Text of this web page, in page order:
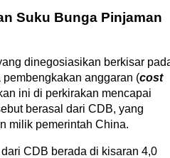
Suku Bunga Pinjaman
dinegosiasikan berkisar
anggaran (cost
ini di perkirakan mencapai
berasal dari CDB, yang
milik pemerintah China.
CDB berada di kisaran 4,0